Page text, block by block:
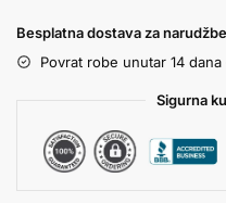
Besplatna dostava za
Povrat robe unutar 14
Sigurna